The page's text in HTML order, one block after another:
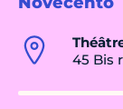
45 Bis